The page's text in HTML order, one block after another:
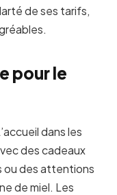
de ses tarifs,
pour le
dans les
des cadeaux
ou des attentions
de miel. Les